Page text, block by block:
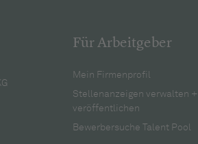
Für Arbeitgeber
Mein Firmenprofil
Stellenanzeigen verwalten +
veröffentlichen
Bewerbersuche Talent Pool